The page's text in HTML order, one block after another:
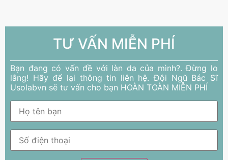
TƯ VẤN MIỄN PHÍ
Bạn đang có vấn đề với làn da của mình?. Đừng lo
lắng! Hãy để lại thông tin liên hệ. Đội Ngũ Bác Sĩ
Usolabvn sẽ tư vấn cho bạn HOÀN TOÀN MIỄN PHÍ